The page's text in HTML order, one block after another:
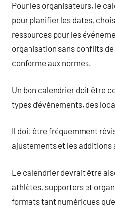
Pour les organisateurs, le
pour planifier les dates,
ressources pour les
organisation sans conflits
conforme aux normes.
Un bon calendrier doit être
types d’événements, des
Il doit être fréquemment
ajustements et les additions
Le calendrier devrait être
athlètes, supporters et
formats tant numériques